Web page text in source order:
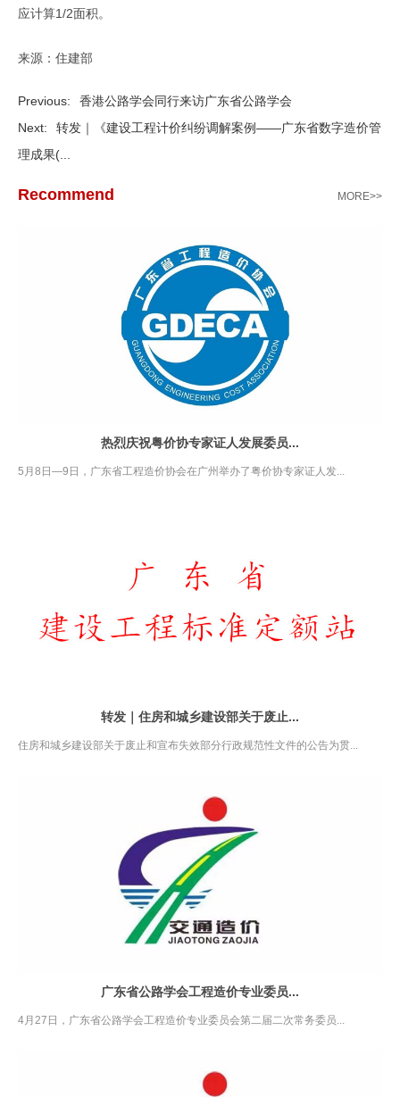
应计算1/2面积。
来源：住建部
Previous:
香港公路学会同行来访广东省公路学会
Next:
转发｜《建设工程计价纠纷调解案例——广东省数字造价管
理成果(...
Recommend MORE>>
热烈庆祝粤价协专家证人发展委员...
5月8日—9日，广东省工程造价协会在广州举办了粤价协专家证人发...
转发｜住房和城乡建设部关于废止...
住房和城乡建设部关于废止和宣布失效部分行政规范性文件的公告为贯...
广东省公路学会工程造价专业委员...
4月27日，广东省公路学会工程造价专业委员会第二届二次常务委员...